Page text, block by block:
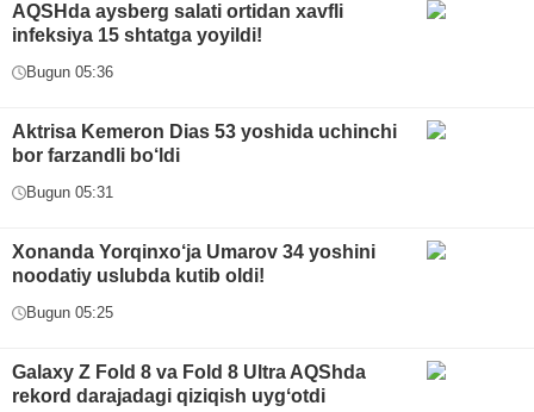
AQSHda aysberg salati ortidan xavfli
infeksiya 15 shtatga yoyildi!
Bugun 05:36
Aktrisa Kemeron Dias 53 yoshida uchinchi
bor farzandli bo‘ldi
Bugun 05:31
Xonanda Yorqinxo‘ja Umarov 34 yoshini
noodatiy uslubda kutib oldi!
Bugun 05:25
Galaxy Z Fold 8 va Fold 8 Ultra AQShda
rekord darajadagi qiziqish uygʻotdi